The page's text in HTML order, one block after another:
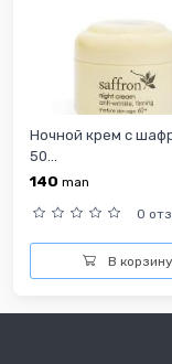
Ночной крем с
50...
140 man
0
В корзину